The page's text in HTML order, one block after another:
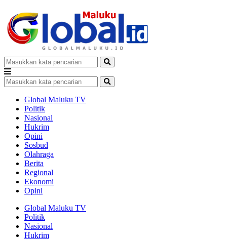
Global Maluku TV
Politik
Nasional
Hukrim
Opini
Sosbud
Olahraga
Berita
Regional
Ekonomi
Opini
Global Maluku TV
Politik
Nasional
Hukrim